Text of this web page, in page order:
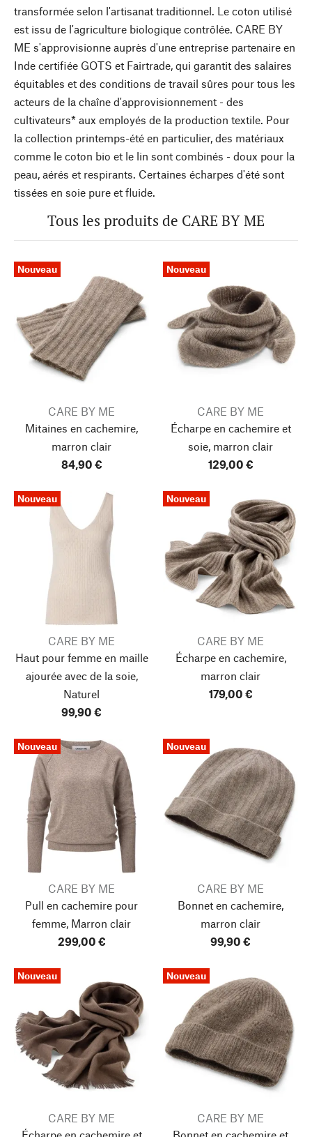
transformée selon l'artisanat traditionnel. Le coton utilisé
est issu de l'agriculture biologique contrôlée. CARE BY
ME s'approvisionne auprès d'une entreprise partenaire en
Inde certifiée GOTS et Fairtrade, qui garantit des salaires
équitables et des conditions de travail sûres pour tous les
acteurs de la chaîne d'approvisionnement - des
cultivateurs* aux employés de la production textile. Pour
la collection printemps-été en particulier, des matériaux
comme le coton bio et le lin sont combinés - doux pour la
peau, aérés et respirants. Certaines écharpes d'été sont
tissées en soie pure et fluide.
Tous les produits de CARE BY ME
Nouveau
CARE BY ME
Mitaines en cachemire,
marron clair
84,90 €
Nouveau
CARE BY ME
Écharpe en cachemire et
soie, marron clair
129,00 €
Nouveau
CARE BY ME
Haut pour femme en maille
ajourée avec de la soie,
Naturel
99,90 €
Nouveau
CARE BY ME
Écharpe en cachemire,
marron clair
179,00 €
Nouveau
CARE BY ME
Pull en cachemire pour
femme, Marron clair
299,00 €
Nouveau
CARE BY ME
Bonnet en cachemire,
marron clair
99,90 €
Nouveau
CARE BY ME
Écharpe en cachemire et
Nouveau
CARE BY ME
Bonnet en cachemire et